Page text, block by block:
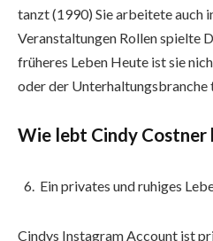
tanzt (1990) Sie arbeitete auch
Veranstaltungen Rollen spielte
früheres Leben Heute ist sie
oder der Unterhaltungsbranche
Wie lebt Cindy Costner
Ein privates und ruhiges
Cindys Instagram Account ist